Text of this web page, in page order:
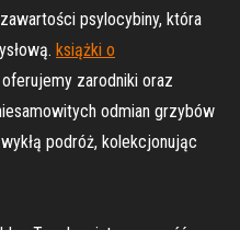
psylocybiny, która
książki o
zarodniki oraz
odmian grzybów
podróż, kolekcjonując